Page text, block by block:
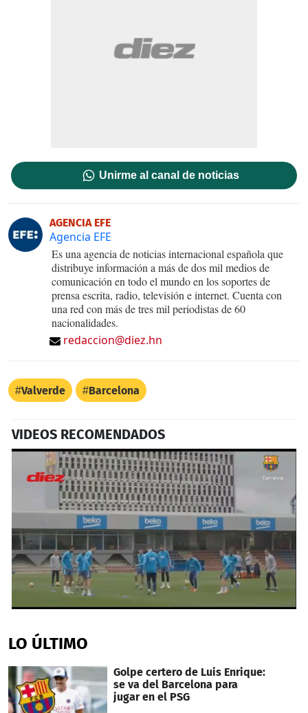
Unirme al canal de noticias
AGENCIA EFE
Agencia EFE
Es una agencia de noticias internacional española que
distribuye información a más de dos mil medios de
comunicación en todo el mundo en los soportes de
prensa escrita, radio, televisión e internet. Cuenta con
una red con más de tres mil periodistas de 60
nacionalidades.
redaccion@diez.hn
Valverde Barcelona
VIDEOS RECOMENDADOS
of
2
10
seconds
LO ÚLTIMO
Golpe certero de Luis Enrique:
se va del Barcelona para
jugar en el PSG